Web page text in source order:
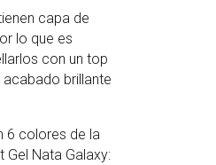
capa de
lo que es
con un top
brillante
6 colores de la
Gel Nata Galaxy: